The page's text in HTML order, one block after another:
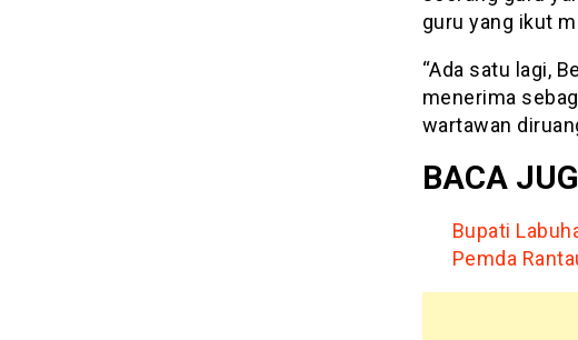
guru yang ikut
“Ada satu lagi,
menerima
wartawan
BACA
Bupati
Pemda